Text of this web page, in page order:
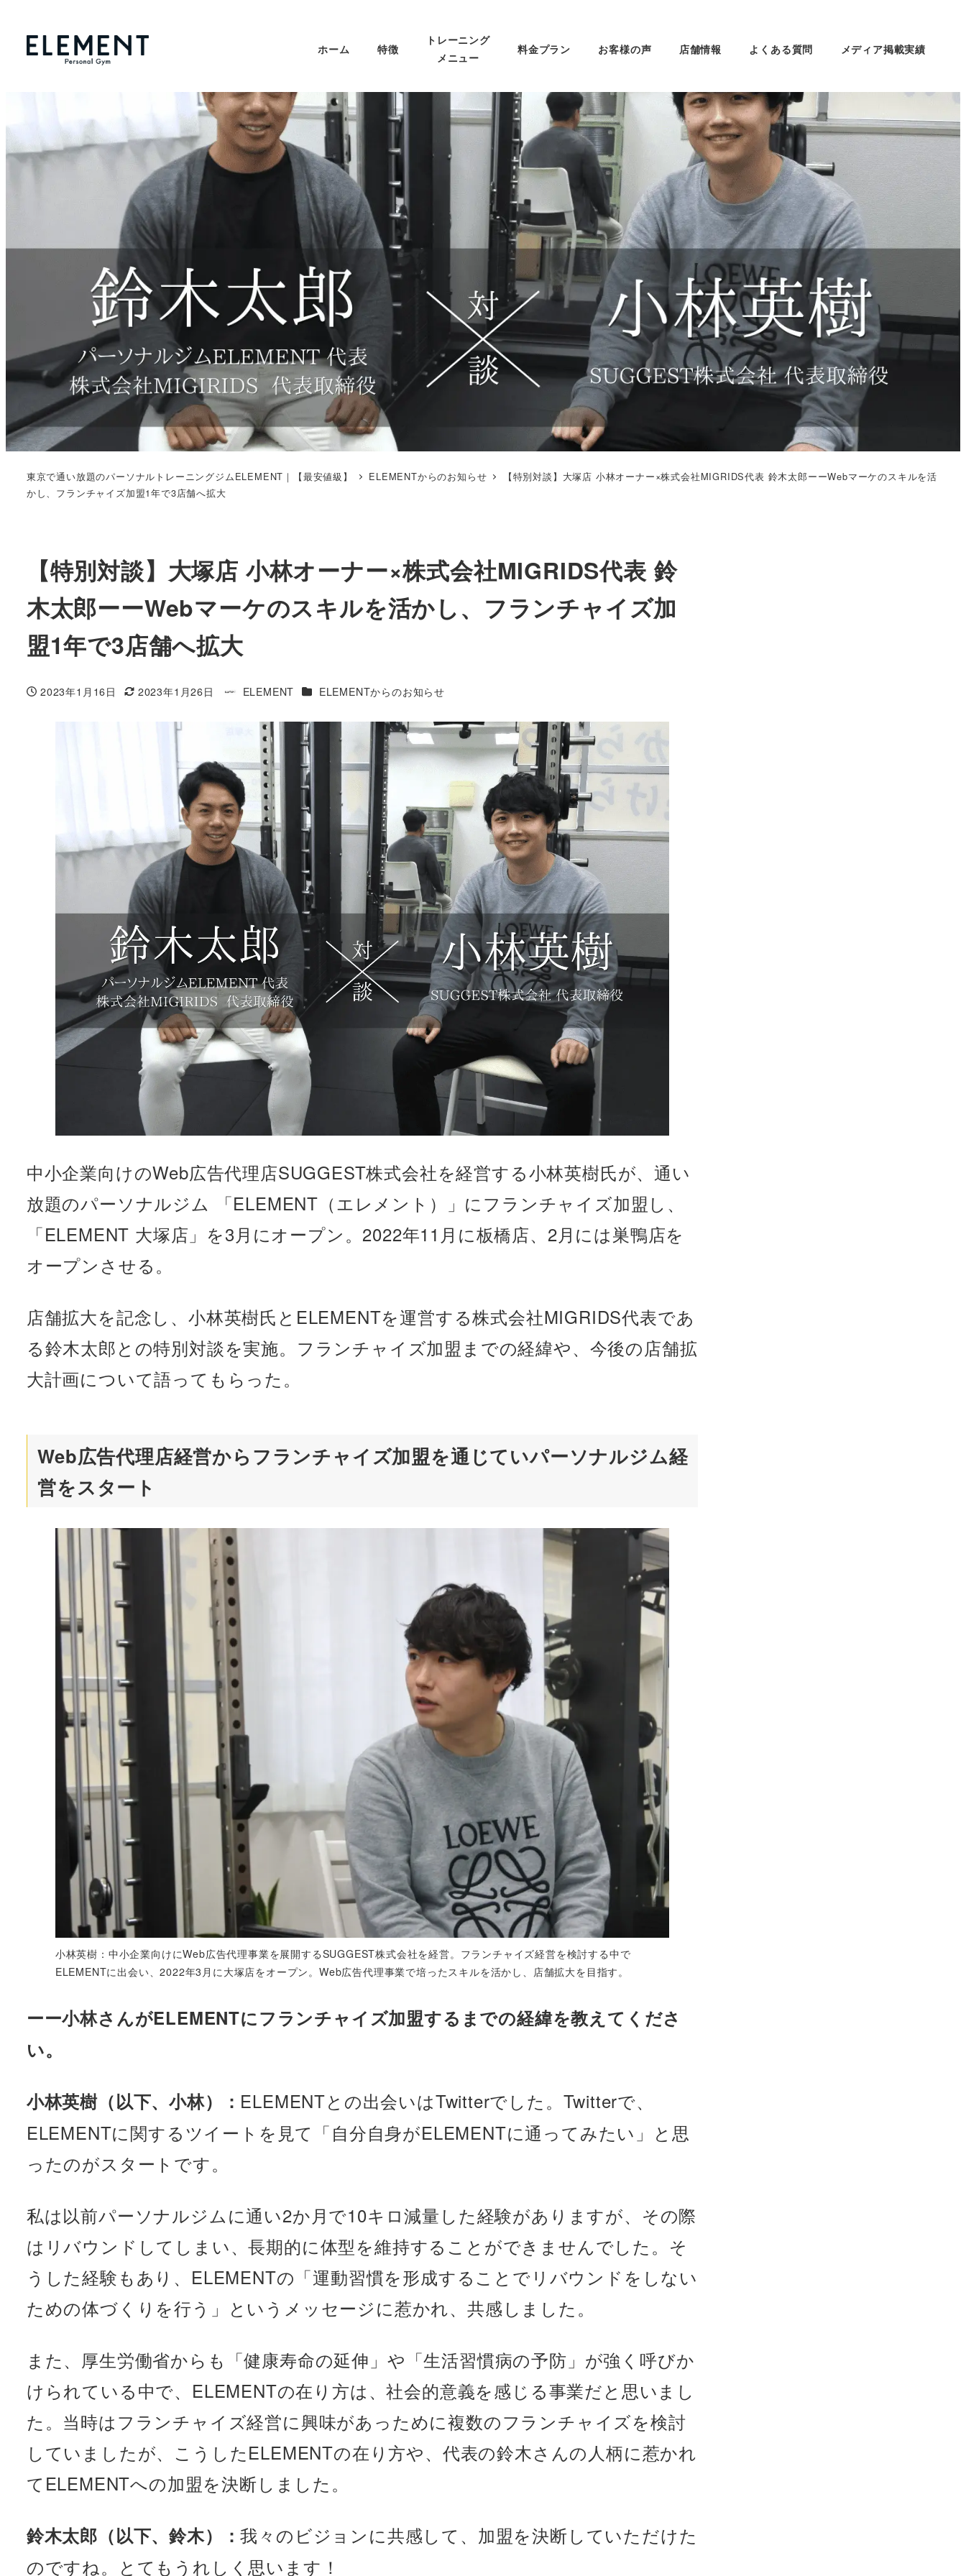
ホーム 特徴
トレーニング
メニュー
料金プラン お客様の声 店舗情報 よくある質問 メディア掲載実績
東京で通い放題のパーソナルトレーニングジムELEMENT｜【最安値級】 ELEMENTからのお知らせ
【特別対談】大塚店 小林オーナー×株式会社MIGRIDS代表 鈴木太郎ーーWebマーケのスキルを活
かし、フランチャイズ加盟1年で3店舗へ拡大
【特別対談】大塚店 小林オーナー×株式会社MIGRIDS代表 鈴
木太郎ーーWebマーケのスキルを活かし、フランチャイズ加
盟1年で3店舗へ拡大
投稿日
2023年1月16日
更新日
2023年1月26日 ELEMENT カテゴリー
ELEMENTからのお知らせ
中小企業向けのWeb広告代理店SUGGEST株式会社を経営する小林英樹氏が、通い
放題のパーソナルジム 「ELEMENT（エレメント）」にフランチャイズ加盟し、
「ELEMENT 大塚店」を3月にオープン。2022年11月に板橋店、2月には巣鴨店を
オープンさせる。
店舗拡大を記念し、小林英樹氏とELEMENTを運営する株式会社MIGRIDS代表であ
る鈴木太郎との特別対談を実施。フランチャイズ加盟までの経緯や、今後の店舗拡
大計画について語ってもらった。
Web広告代理店経営からフランチャイズ加盟を通じていパーソナルジム経
営をスタート
小林英樹：中小企業向けにWeb広告代理事業を展開するSUGGEST株式会社を経営。フランチャイズ経営を検討する中で
ELEMENTに出会い、2022年3月に大塚店をオープン。Web広告代理事業で培ったスキルを活かし、店舗拡大を目指す。
ーー小林さんがELEMENTにフランチャイズ加盟するまでの経緯を教えてくださ
い。
小林英樹（以下、小林）： ELEMENTとの出会いはTwitterでした。Twitterで、
ELEMENTに関するツイートを見て「自分自身がELEMENTに通ってみたい」と思
ったのがスタートです。
私は以前パーソナルジムに通い2か月で10キロ減量した経験がありますが、その際
はリバウンドしてしまい、長期的に体型を維持することができませんでした。そ
うした経験もあり、ELEMENTの「運動習慣を形成することでリバウンドをしない
ための体づくりを行う」というメッセージに惹かれ、共感しました。
また、厚生労働省からも「健康寿命の延伸」や「生活習慣病の予防」が強く呼びか
けられている中で、ELEMENTの在り方は、社会的意義を感じる事業だと思いまし
た。当時はフランチャイズ経営に興味があっために複数のフランチャイズを検討
していましたが、こうしたELEMENTの在り方や、代表の鈴木さんの人柄に惹かれ
てELEMENTへの加盟を決断しました。
鈴木太郎（以下、鈴木）：我々のビジョンに共感して、加盟を決断していただけた
のですね。とてもうれしく思います！